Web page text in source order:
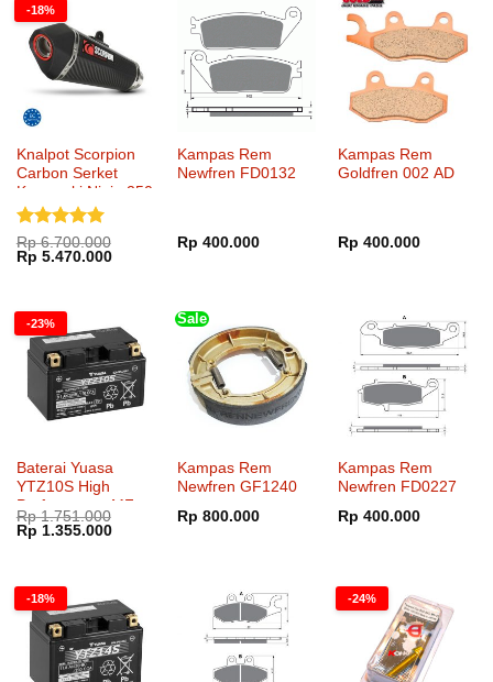
-18%
Knalpot Scorpion
Carbon Serket
Kawasaki Ninja 250
SlipOn
Dinilai5
dari 5
Rp6.700.000
Harga
aslinya
Rp 5.470.000Harga
Rp 5.470.000.
Kampas Rem
Newfren FD0132
Rp 400.000
Kampas Rem
Goldfren 002 AD
Rp 400.000
-23%
Baterai Yuasa
YTZ10S High
Performance MF
Rp1.751.000
Harga
aslinya
Rp 1.355.000Harga
Sale
Kampas Rem
Newfren GF1240
Rp 800.000
Kampas Rem
Newfren FD0227
Rp 400.000
-18% -24%